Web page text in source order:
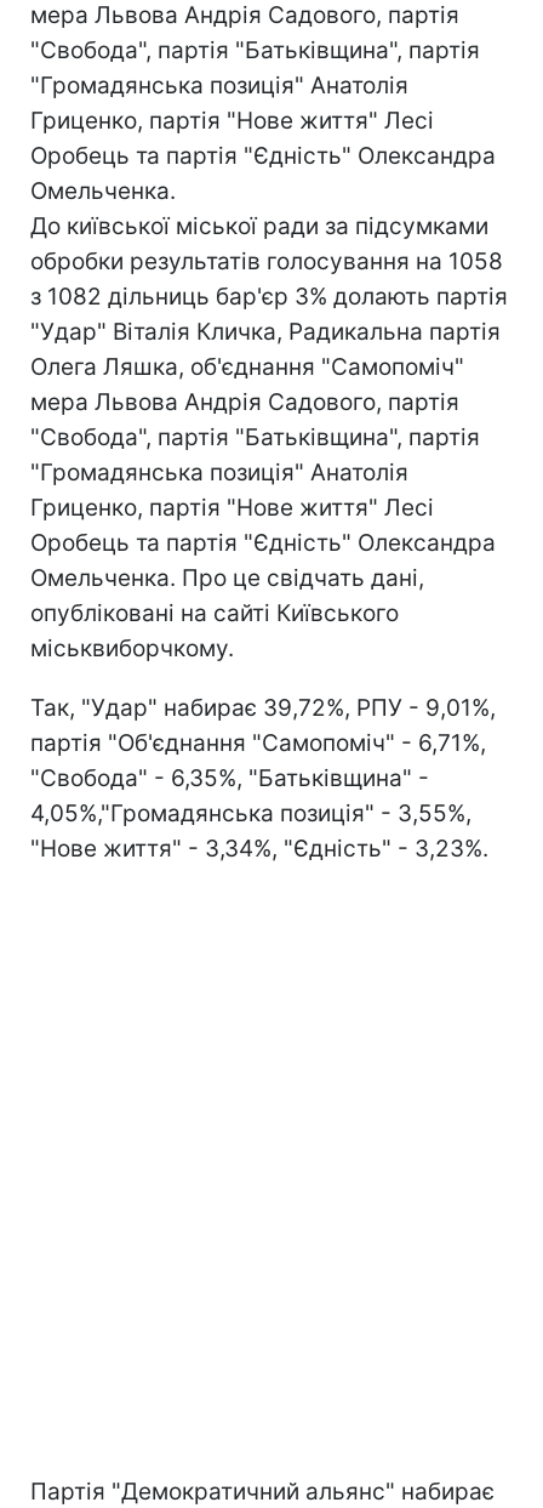
мера Львова Андрія Садового, партія
"Свобода", партія "Батьківщина", партія
"Громадянська позиція" Анатолія
Гриценко, партія "Нове життя" Лесі
Оробець та партія "Єдність" Олександра
Омельченка.
До київської міської ради за підсумками
обробки результатів голосування на 1058
з 1082 дільниць бар'єр 3% долають партія
"Удар" Віталія Кличка, Радикальна партія
Олега Ляшка, об'єднання "Самопоміч"
мера Львова Андрія Садового, партія
"Свобода", партія "Батьківщина", партія
"Громадянська позиція" Анатолія
Гриценко, партія "Нове життя" Лесі
Оробець та партія "Єдність" Олександра
Омельченка. Про це свідчать дані,
опубліковані на сайті Київського
міськвиборчкому.
Так, "Удар" набирає 39,72%, РПУ - 9,01%,
партія "Об'єднання "Самопоміч" - 6,71%,
"Свобода" - 6,35%, "Батьківщина" -
4,05%,"Громадянська позиція" - 3,55%,
"Нове життя" - 3,34%, "Єдність" - 3,23%.
Партія "Демократичний альянс" набирає